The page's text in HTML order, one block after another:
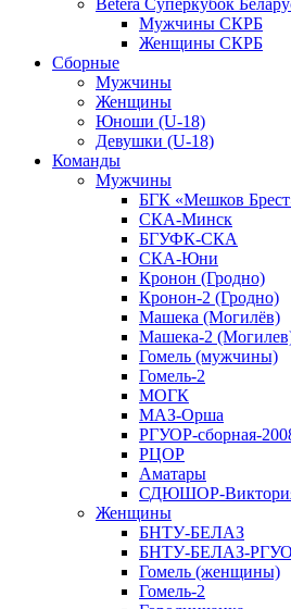
Betera Суперкубок
Мужчины СКРБ
Женщины СКРБ
Сборные
Мужчины
Женщины
Юноши (U-18)
Девушки (U-18)
Команды
Мужчины
БГК «Мешков
СКА-Минск
БГУФК-СКА
СКА-Юни
Кронон (Гродно)
Кронон-2 (Гродно)
Машека (Могилёв)
Машека-2
Гомель (мужчины)
Гомель-2
МОГК
МАЗ-Орша
РГУОР-сборная-
РЦОР
Аматары
СДЮШОР-
Женщины
БНТУ-БЕЛАЗ
БНТУ-БЕЛАЗ-
Гомель (женщины)
Гомель-2